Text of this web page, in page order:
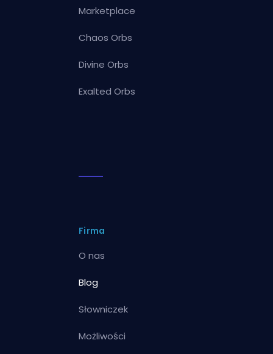
Marketplace
Chaos Orbs
Divine Orbs
Exalted Orbs
Firma
O nas
Blog
Słowniczek
Możliwości